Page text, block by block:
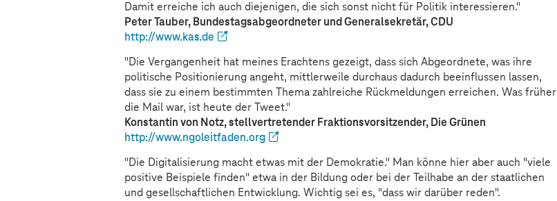
Damit erreiche ich auch diejenigen, die sich sonst nicht für Politik interessieren."
Peter Tauber, Bundestagsabgeordneter und Generalsekretär, CDU
http://www.kas.de
"Die Vergangenheit hat meines Erachtens gezeigt, dass sich Abgeordnete, was ihre
politische Positionierung angeht, mittlerweile durchaus dadurch beeinflussen lassen,
dass sie zu einem bestimmten Thema zahlreiche Rückmeldungen erreichen. Was früher
die Mail war, ist heute der Tweet."
Konstantin von Notz, stellvertretender Fraktionsvorsitzender, Die Grünen
http://www.ngoleitfaden.org
"Die Digitalisierung macht etwas mit der Demokratie." Man könne hier aber auch "viele
positive Beispiele finden" etwa in der Bildung oder bei der Teilhabe an der staatlichen
und gesellschaftlichen Entwicklung. Wichtig sei es, "dass wir darüber reden".